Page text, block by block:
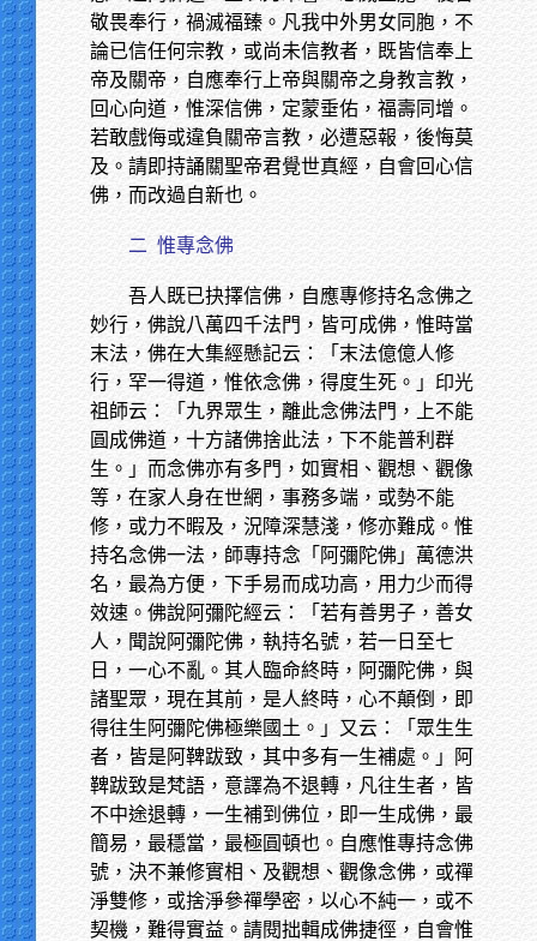
敬畏奉行，禍滅福臻。凡我中外男女同胞，不
論已信任何宗教，或尚未信教者，既皆信奉上
帝及關帝，自應奉行上帝與關帝之身教言教，
回心向道，惟深信佛，定蒙垂佑，福壽同增。
若敢戲侮或違負關帝言教，必遭惡報，後悔莫
及。請即持誦關聖帝君覺世真經，自會回心信
佛，而改過自新也。
二 惟專念佛
吾人既已抉擇信佛，自應專修持名念佛之
妙行，佛說八萬四千法門，皆可成佛，惟時當
末法，佛在大集經懸記云：「末法億億人修
行，罕一得道，惟依念佛，得度生死。」印光
祖師云：「九界眾生，離此念佛法門，上不能
圓成佛道，十方諸佛捨此法，下不能普利群
生。」而念佛亦有多門，如實相、觀想、觀像
等，在家人身在世網，事務多端，或勢不能
修，或力不暇及，況障深慧淺，修亦難成。惟
持名念佛一法，師專持念「阿彌陀佛」萬德洪
名，最為方便，下手易而成功高，用力少而得
效速。佛說阿彌陀經云：「若有善男子，善女
人，聞說阿彌陀佛，執持名號，若一日至七
日，一心不亂。其人臨命終時，阿彌陀佛，與
諸聖眾，現在其前，是人終時，心不顛倒，即
得往生阿彌陀佛極樂國土。」又云：「眾生生
者，皆是阿鞞跋致，其中多有一生補處。」阿
鞞跋致是梵語，意譯為不退轉，凡往生者，皆
不中途退轉，一生補到佛位，即一生成佛，最
簡易，最穩當，最極圓頓也。自應惟專持念佛
號，決不兼修實相、及觀想、觀像念佛，或禪
淨雙修，或捨淨參禪學密，以心不純一，或不
契機，難得實益。請閱拙輯成佛捷徑，自會惟